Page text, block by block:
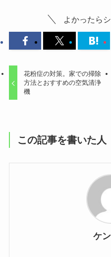
よかったら
花粉症の対策。家での掃除
方法とおすすめの空気清浄
機
この記事を書いた人
ケ